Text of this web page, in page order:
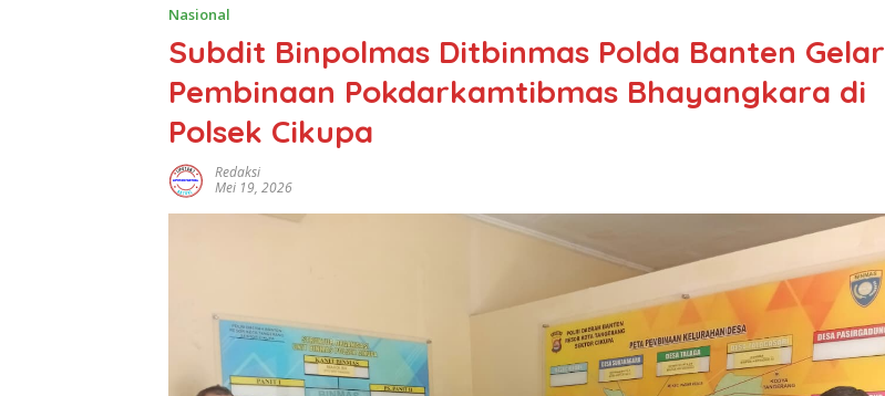
Nasional
Subdit Binpolmas Ditbinmas Polda Banten Gelar
Pembinaan Pokdarkamtibmas Bhayangkara di
Polsek Cikupa
Redaksi
Mei 19, 2026